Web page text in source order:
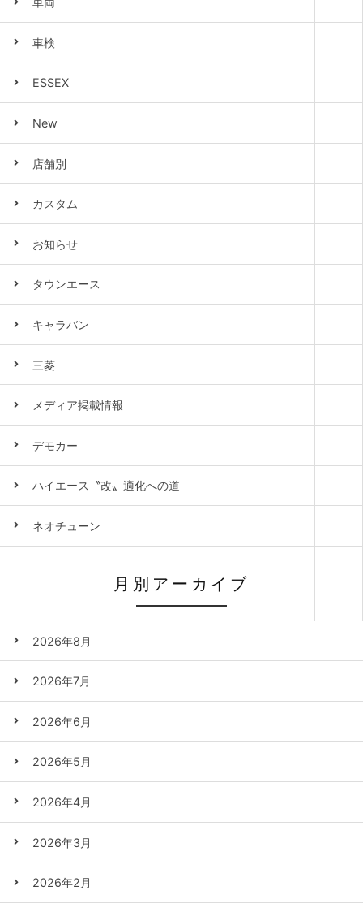
車検
ESSEX
New
店舗別
カスタム
お知らせ
タウンエース
キャラバン
三菱
メディア掲載情報
デモカー
ハイエース〝改〟適化への道
ネオチューン
月別アーカイブ
2026年8月
2026年7月
2026年6月
2026年5月
2026年4月
2026年3月
2026年2月